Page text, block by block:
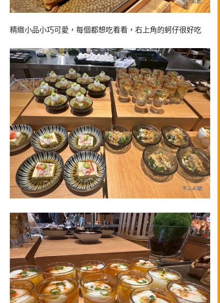
精緻小品小巧可愛，每個都想吃看看，右上角的蚵仔很好吃